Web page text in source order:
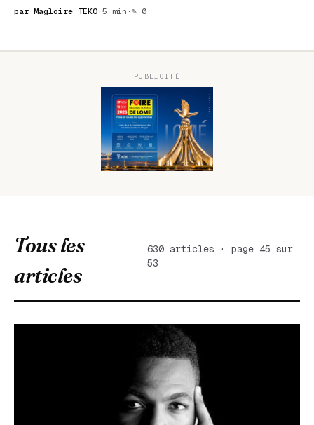
par Magloire TEKO · 5 min · ✎ 0
PUBLICITÉ
Tous les
articles
630 articles · page 45 sur
53